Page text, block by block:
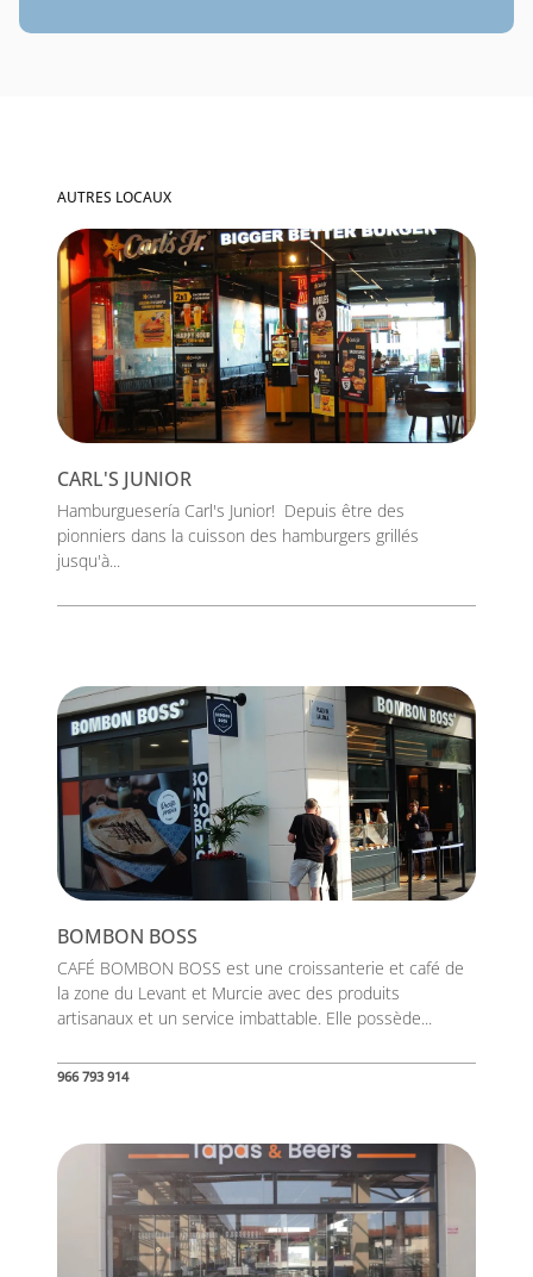
AUTRES LOCAUX
CARL'S JUNIOR
Hamburguesería Carl's Junior! Depuis être des
pionniers dans la cuisson des hamburgers grillés
jusqu'à...
BOMBON BOSS
CAFÉ BOMBON BOSS est une croissanterie et café de
la zone du Levant et Murcie avec des produits
artisanaux et un service imbattable. Elle possède...
966 793 914